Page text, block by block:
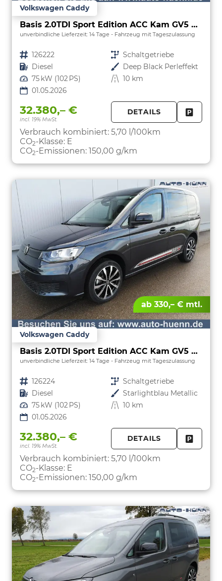
Volkswagen Caddy
Basis 2.0TDI Sport Edition ACC Kam GV5 App
unverbindliche Lieferzeit: 14 Tage Fahrzeug mit Tageszulassung
Fahrzeugnr. 126222 Getriebe Schaltgetriebe
Kraftstoff Diesel Außenfarbe Deep Black Perleffekt
Leistung 75 kW (102 PS) Kilometerstand 10 km
01.05.2026
32.380,– €
incl. 19% MwSt.
DETAILS
Verbrauch kombiniert: 5,70 l/100km
CO2-Klasse: E
CO2-Emissionen: 150,00 g/km
ab 330,– € mtl.
Volkswagen Caddy
Basis 2.0TDI Sport Edition ACC Kam GV5 App
unverbindliche Lieferzeit: 14 Tage Fahrzeug mit Tageszulassung
Fahrzeugnr. 126224 Getriebe Schaltgetriebe
Kraftstoff Diesel Außenfarbe Starlightblau Metallic
Leistung 75 kW (102 PS) Kilometerstand 10 km
01.05.2026
32.380,– €
incl. 19% MwSt.
DETAILS
Verbrauch kombiniert: 5,70 l/100km
CO2-Klasse: E
CO2-Emissionen: 150,00 g/km